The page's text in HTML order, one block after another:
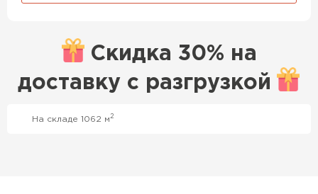
Скидка 30% на
доставку с разгрузкой
На складе 1062 м 2
Профилированный лист